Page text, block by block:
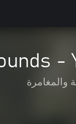
-
والمغامرة